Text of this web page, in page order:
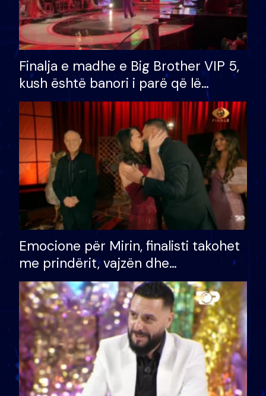
Finalja e madhe e Big Brother VIP 5,
kush është banori i parë që lë
shtëpinë dhe humb mundësinë për
të fituar çmimin e madh
Emocione për Mirin, finalisti takohet
me prindërit, vajzën dhe
bashkëshorten: S’kemi ndonjë letër
divorci apo jo?